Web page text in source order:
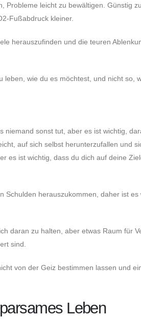
Probleme leicht zu bewältigen. Günstig
Fußabdruck kleiner.
herauszufinden und die teuren
wie du es möchtest, und nicht so,
niemand sonst tut, aber es ist wichtig,
auf sich selbst herunterzufallen und
es ist wichtig, dass du dich auf deine
Schulden herauszukommen, daher ist
daran zu halten, aber etwas Raum für
sind.
von der Geiz bestimmen lassen und
Leben